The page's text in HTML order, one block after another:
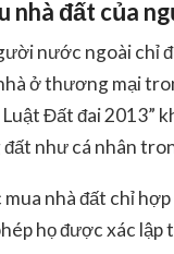
nhà đất của
nước ngoài chỉ
ở thương mại
Đất đai 2013”
như cá nhân
nhà đất chỉ
họ được xác